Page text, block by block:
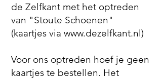
de Zelfkant met het optreden
van "Stoute Schoenen"
(kaartjes via www.dezelfkant.nl)
Voor ons optreden hoef je geen
kaartjes te bestellen. Het